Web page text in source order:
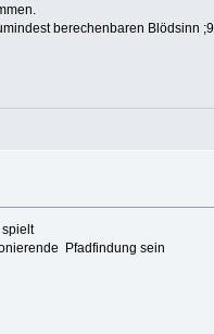
berechenbaren Blödsinn ;9
Pfadfindung sein